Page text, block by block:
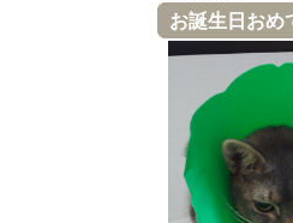
お誕生日おめ